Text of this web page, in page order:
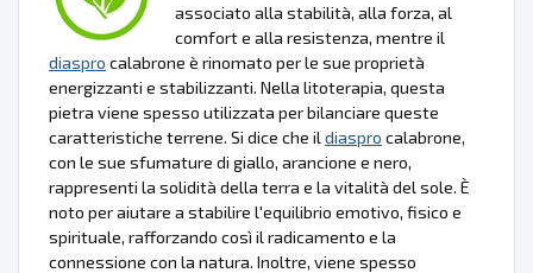
associato alla stabilità, alla forza, al
comfort e alla resistenza, mentre il
diaspro calabrone è rinomato per le sue proprietà
energizzanti e stabilizzanti. Nella litoterapia, questa
pietra viene spesso utilizzata per bilanciare queste
caratteristiche terrene. Si dice che il diaspro calabrone,
con le sue sfumature di giallo, arancione e nero,
rappresenti la solidità della terra e la vitalità del sole. È
noto per aiutare a stabilire l'equilibrio emotivo, fisico e
spirituale, rafforzando così il radicamento e la
connessione con la natura. Inoltre, viene spesso